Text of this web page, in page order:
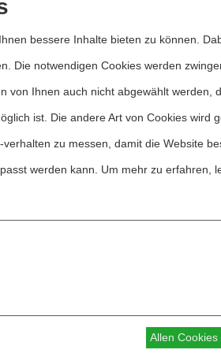
Identität als internationale
reines
sich freilich ein paar
Augen europäischer
bei dem Versuch,
dürfte weit höher liegen.
Schiffe (darunter auch solche
unter den
auf See verurteilt, weil
wie wir sie seit Jahren mit
konnten, schoben
von über 80 Bootsinsassen
bessere Inhalte bieten zu können.
Die notwendigen Cookies werden
von Ihnen auch nicht abgewählt werden,
ist. Die andere Art von Cookies wird
zu messen, damit die Website
werden kann. Um mehr zu erfahren,
Allen